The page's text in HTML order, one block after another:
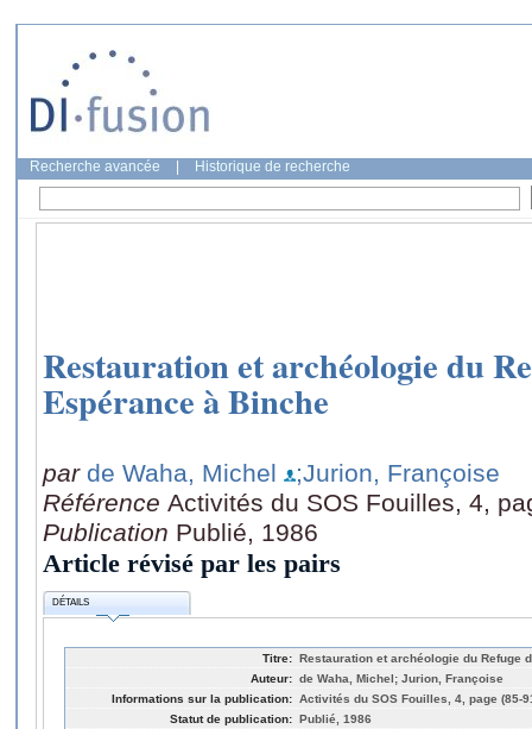
Recherche avancée Historique de recherche
Restauration et archéologie du
Espérance à Binche
par de Waha, Michel
;Jurion, Françoise
Référence Activités du SOS Fouilles, 4,
Publication Publié, 1986
Article révisé par les pairs
DÉTAILS
Titre: Restauration et archéologie du Refuge
Auteur: de Waha, Michel; Jurion, Françoise
Informations sur la publication: Activités du SOS Fouilles, 4, page (85-
Statut de publication: Publié, 1986